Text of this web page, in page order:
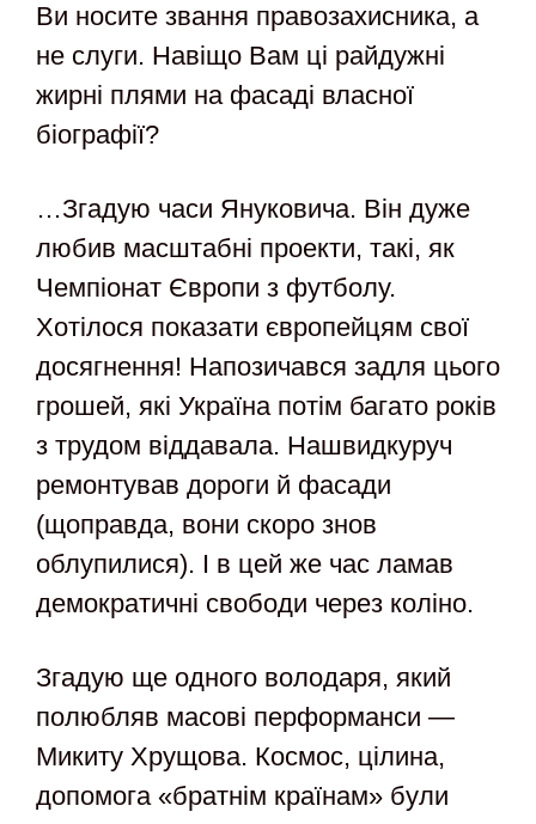
Ви носите звання правозахисника, а
не слуги. Навіщо Вам ці райдужні
жирні плями на фасаді власної
біографії?
…Згадую часи Януковича. Він дуже
любив масштабні проекти, такі, як
Чемпіонат Європи з футболу.
Хотілося показати європейцям свої
досягнення! Напозичався задля цього
грошей, які Україна потім багато років
з трудом віддавала. Нашвидкуруч
ремонтував дороги й фасади
(щоправда, вони скоро знов
облупилися). І в цей же час ламав
демократичні свободи через коліно.
Згадую ще одного володаря, який
полюбляв масові перформанси —
Микиту Хрущова. Космос, цілина,
допомога «братнім країнам» були